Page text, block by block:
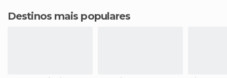
Destinos mais populares